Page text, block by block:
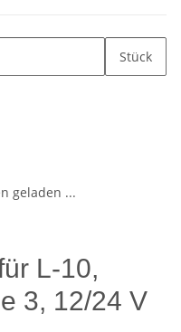
Stück
geladen ...
L-10,
3, 12/24 V